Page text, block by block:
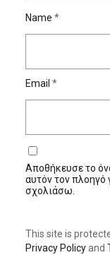
Name *
Email *
Αποθήκευσε το
αυτόν τον πλοηγό
σχολιάσω.
This site is
Privacy Policyand